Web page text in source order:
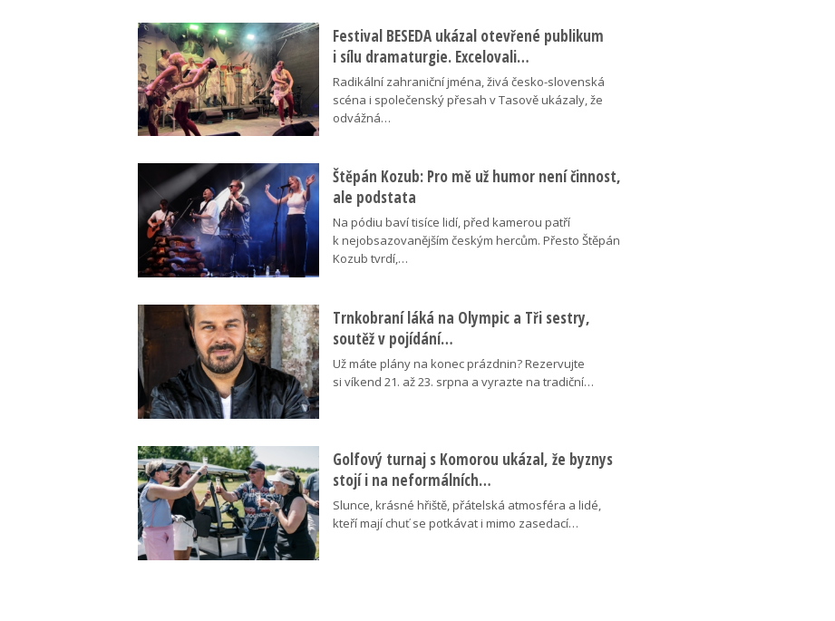
Festival BESEDA ukázal otevřené publikum
i sílu dramaturgie. Excelovali…
Radikální zahraniční jména, živá česko-slovenská
scéna i společenský přesah v Tasově ukázaly, že
odvážná…
Štěpán Kozub: Pro mě už humor není činnost,
ale podstata
Na pódiu baví tisíce lidí, před kamerou patří
k nejobsazovanějším českým hercům. Přesto Štěpán
Kozub tvrdí,…
Trnkobraní láká na Olympic a Tři sestry,
soutěž v pojídání…
Už máte plány na konec prázdnin? Rezervujte
si víkend 21. až 23. srpna a vyrazte na tradiční…
Golfový turnaj s Komorou ukázal, že byznys
stojí i na neformálních…
Slunce, krásné hřiště, přátelská atmosféra a lidé,
kteří mají chuť se potkávat i mimo zasedací…